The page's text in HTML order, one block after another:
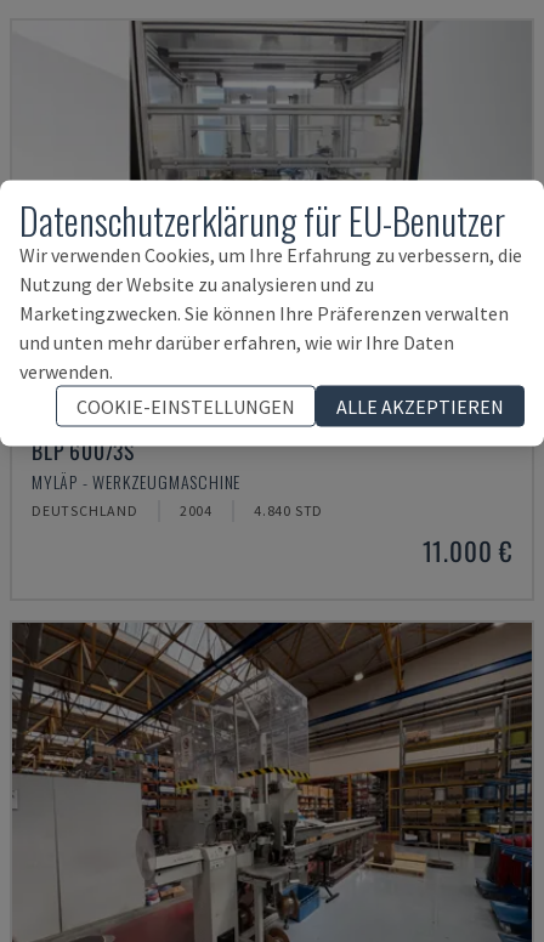
BLP 600/3S
MYLÄP - WERKZEUGMASCHINE
DEUTSCHLAND 2004 4.840 STD
11.000 €
Datenschutzerklärung für EU-Benutzer
Wir verwenden Cookies, um Ihre Erfahrung zu verbessern, die
Nutzung der Website zu analysieren und zu
Marketingzwecken. Sie können Ihre Präferenzen verwalten
und unten mehr darüber erfahren, wie wir Ihre Daten
verwenden.
COOKIE-EINSTELLUNGEN
ALLE AKZEPTIEREN